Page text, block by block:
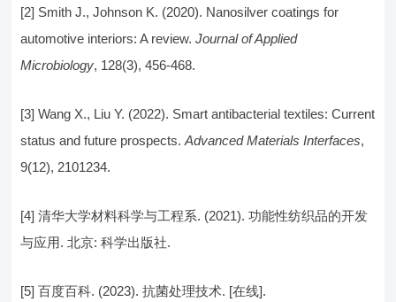
[2] Smith J., Johnson K. (2020). Nanosilver coatings for
automotive interiors: A review.Journal of Applied
Microbiology, 128(3), 456-468.
[3] Wang X., Liu Y. (2022). Smart antibacterial textiles: Current
status and future prospects.Advanced Materials Interfaces,
9(12), 2101234.
[4] 清华大学材料科学与工程系. (2021). 功能性纺织品的开发
与应用. 北京: 科学出版社.
[5] 百度百科. (2023). 抗菌处理技术. [在线].